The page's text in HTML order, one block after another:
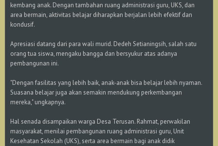
kembang anak. Dengan tambahan ruang administrasi guru, UKS, dan
area bermain, aktivitas belajar diharapkan berjalan lebih efektif dan
kondusif.
Apresiasi datang dari para wali murid. Dedeh Setianingsih, salah satu
orang tua siswa, mengaku bangga dan bersyukur atas adanya
pembangunan ini.
"Dengan fasilitas yang lebih baik, anak-anak bisa belajar lebih nyaman.
Suasana belajar juga akan semakin mendukung perkembangan
mereka," ungkapnya.
Hal senada disampaikan warga Desa Terusan. Rahmat, perwakilan
masyarakat, menilai pembangunan ruang administrasi guru, Unit
Kesehatan Sekolah (UKS), serta area bermain bagi anak didik